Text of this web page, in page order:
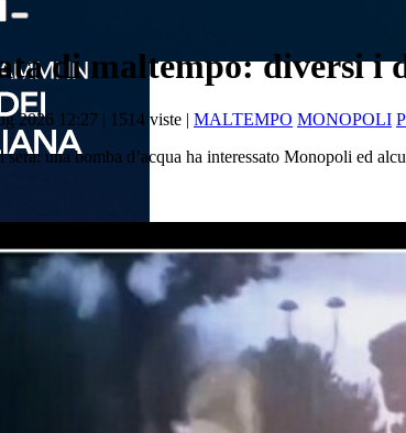
di maltempo: diversi i
2026 12:27 | 1514 viste | MALTEMPO MONOPOLI
una bomba d’acqua ha interessato Monopoli ed